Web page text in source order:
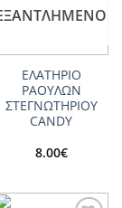
ΕΛΑΤΗΡΙΟ
ΡΑΟΥΛΩΝ
ΣΤΕΓΝΩΤΗΡΙΟΥ
CANDY
8.00€